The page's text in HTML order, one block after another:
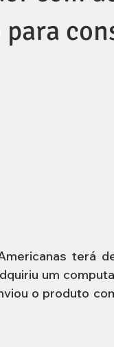
terá
um
o produto